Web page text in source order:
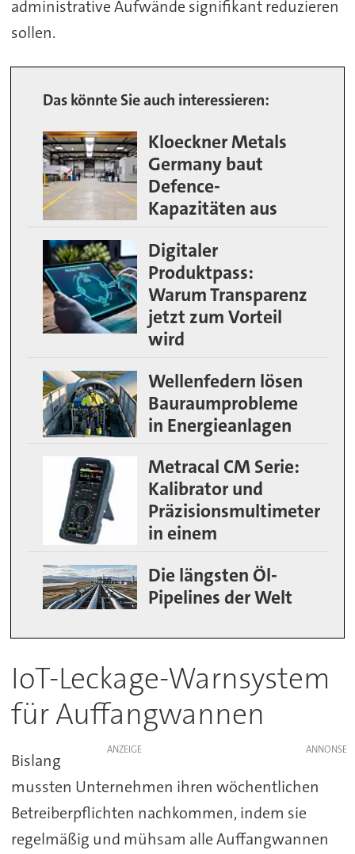
administrative Aufwände signifikant reduzieren
sollen.
Das könnte Sie auch interessieren:
Kloeckner Metals
Germany baut
Defence-
Kapazitäten aus
Digitaler
Produktpass:
Warum Transparenz
jetzt zum Vorteil
wird
Wellenfedern lösen
Bauraumprobleme
in Energieanlagen
Metracal CM Serie:
Kalibrator und
Präzisionsmultimeter
in einem
Die längsten Öl-
Pipelines der Welt
IoT-Leckage-Warnsystem
für Auffangwannen
ANZEIGE
Bislang
mussten Unternehmen ihren wöchentlichen
Betreiberpflichten nachkommen, indem sie
regelmäßig und mühsam alle Auffangwannen